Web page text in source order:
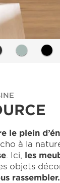
le plein
à la
. Ici, les
objets
rassembler.